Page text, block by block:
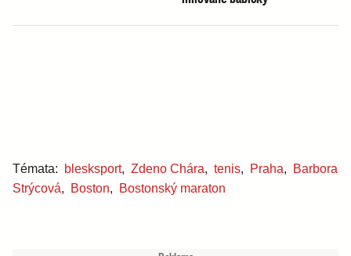
Témata: blesksport, Zdeno Chára, tenis, Praha,
Barbora
Strýcová, Boston, Bostonský maraton